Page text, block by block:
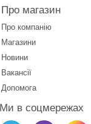
Про магазин
Про компанію
Магазини
Новини
Вакансії
Допомога
Ми в соцмережах